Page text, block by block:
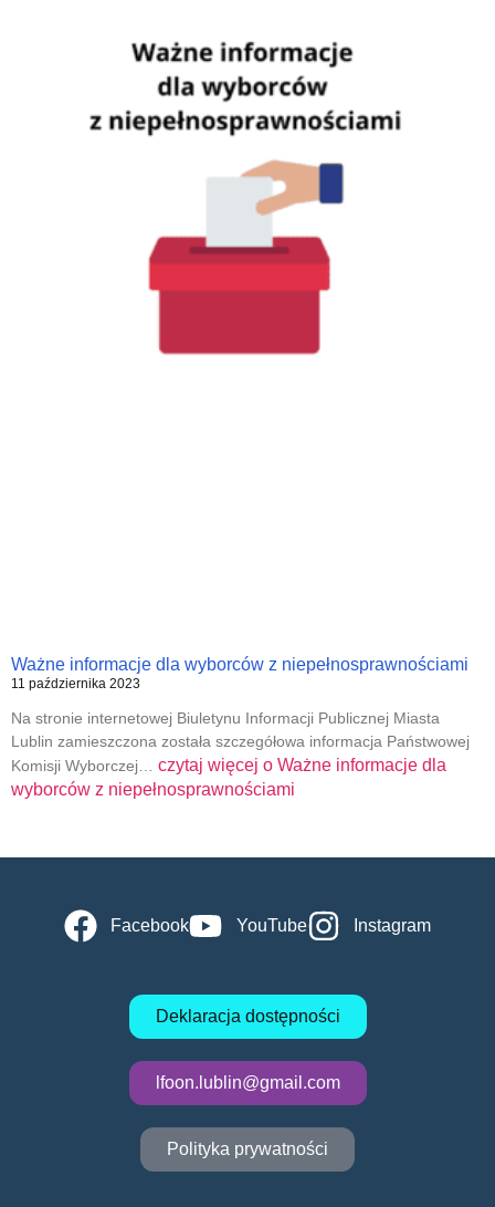
Ważne informacje dla wyborców z niepełnosprawnościami
11 października 2023
Na stronie internetowej Biuletynu Informacji Publicznej Miasta
Lublin zamieszczona została szczegółowa informacja Państwowej
Komisji Wyborczej… czytaj więcej o Ważne informacje dla
wyborców z niepełnosprawnościami
Facebook YouTube Instagram
Deklaracja dostępności
lfoon.lublin@gmail.com
Polityka prywatności